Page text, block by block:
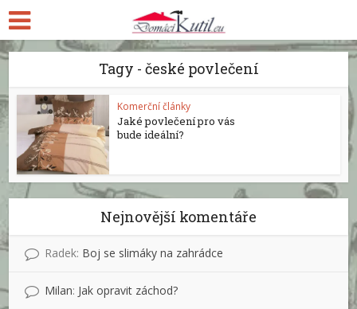
Tagy - české povlečení
Komerční články
Jaké povlečení pro vás
bude ideální?
Nejnovější komentáře
Radek: Boj se slimáky na zahrádce
Milan: Jak opravit záchod?